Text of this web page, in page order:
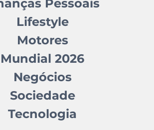
Pessoais
Lifestyle
Motores
Mundial 2026
Negócios
Sociedade
Tecnologia